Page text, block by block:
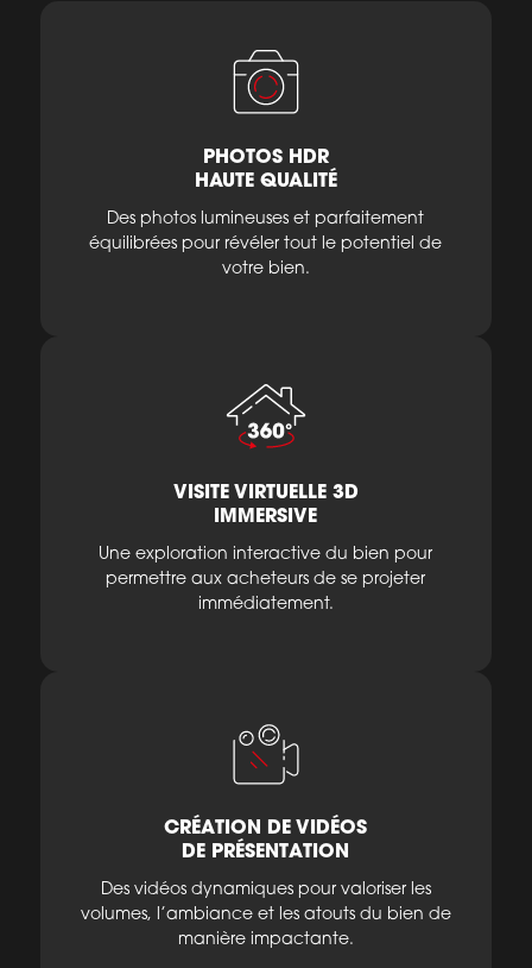
PHOTOS HDR
HAUTE QUALITÉ
Des photos lumineuses et parfaitement
équilibrées pour révéler tout le potentiel de
votre bien.
VISITE VIRTUELLE 3D
IMMERSIVE
Une exploration interactive du bien pour
permettre aux acheteurs de se projeter
immédiatement.
CRÉATION DE VIDÉOS
DE PRÉSENTATION
Des vidéos dynamiques pour valoriser les
volumes, l’ambiance et les atouts du bien de
manière impactante.